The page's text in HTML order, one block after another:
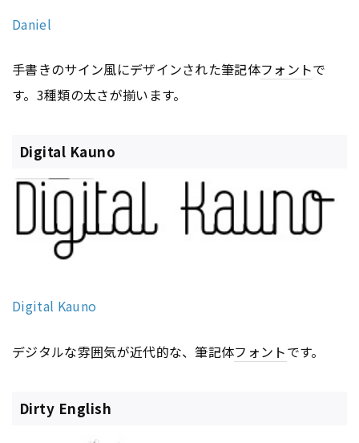
Daniel
手書きのサイン風にデザインされた筆記体フォントで
す。3種類の太さが揃います。
Digital Kauno
Digital Kauno
デジタルな雰囲気が近代的な、筆記体フォントです。
Dirty English